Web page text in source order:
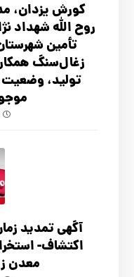
کورش یزدان،
روح الله شهداد
تأ‌مین
زغال‌سنگ
تولید، وضعیت
آگهي تمدید
اکتشاف-
معدن